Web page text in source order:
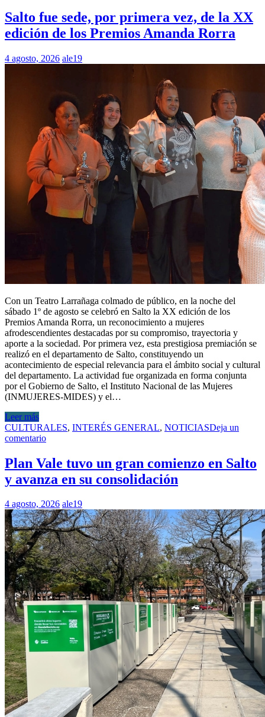
Salto fue sede, por primera vez, de la XX
edición de los Premios Amanda Rorra
4 agosto, 2026 ale19
Con un Teatro Larrañaga colmado de público, en la noche del
sábado 1º de agosto se celebró en Salto la XX edición de los
Premios Amanda Rorra, un reconocimiento a mujeres
afrodescendientes destacadas por su compromiso, trayectoria y
aporte a la sociedad. Por primera vez, esta prestigiosa premiación se
realizó en el departamento de Salto, constituyendo un
acontecimiento de especial relevancia para el ámbito social y cultural
del departamento. La actividad fue organizada en forma conjunta
por el Gobierno de Salto, el Instituto Nacional de las Mujeres
(INMUJERES-MIDES) y el…
Leer más
CULTURALES, INTERÉS GENERAL, NOTICIASDeja un
comentario
Plan Vale tuvo un gran comienzo en Salto
y avanza en su consolidación
4 agosto, 2026 ale19